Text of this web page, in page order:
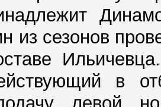
из сезонов
в